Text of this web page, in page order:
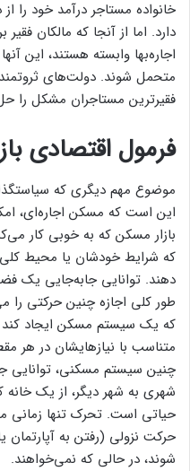
خانواده مستاجر درآمد خود
دارد. اما از آنجا که مالکان
اجاره‌‌‌‌بها وابسته هستند، این
متحمل شوند. دولت‌‌‌‌های ثروتمند
فقیرترین مستاجران مشکل را
فرمول اقتصادی
موضوع مهم دیگری که
این است که مسکن اجاره‌‌‌‌ای،
بازار مسکن که به خوبی کار
که شرایط خودشان یا محیط کلی
دهند. توانایی جابه‌جایی یک
طور کلی اجازه چنین حرکتی
که یک سیستم مسکن ایجاد کند
متناسب با نیازهایشان در هر
چنین سیستم مسکنی، توانایی
شهری به شهر دیگر، از یک
حیاتی است. تحرک تنها زمانی
حرکت نزولی (رفتن به آپارتمان
شوند، در حالی که نمی‌‌‌‌خواهند.